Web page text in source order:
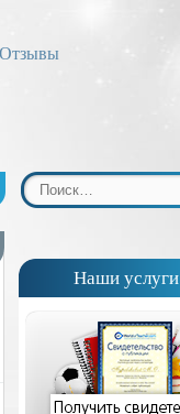
Отзывы
Наши услуги